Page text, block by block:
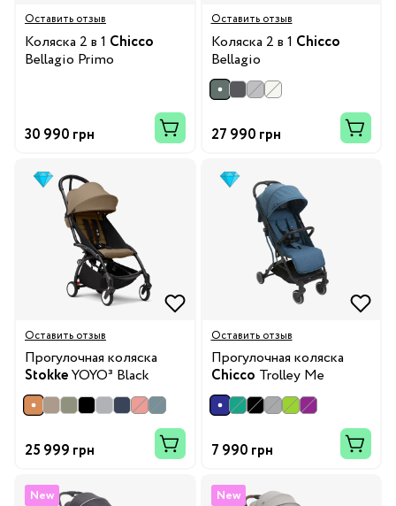
Оставить отзыв
Коляска 2 в 1 Chicco
Bellagio Primo
30 990 грн
Оставить отзыв
Коляска 2 в 1 Chicco
Bellagio
27 990 грн
Оставить отзыв
Прогулочная коляска
StokkeYOYO³ Black
25 999 грн
Оставить отзыв
Прогулочная коляска
Chicco Trolley Me
7 990 грн
New New